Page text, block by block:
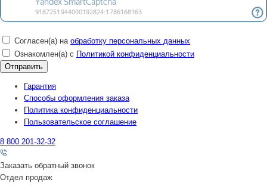
Согласен(а) на обработку персональных данных
Ознакомлен(а) с Политикой конфиденциальности
Гарантия
Способы оформления заказа
Политика конфиденциальности
Пользовательское соглашение
8 800 201-32-32
Заказать обратный звонок
Отдел продаж